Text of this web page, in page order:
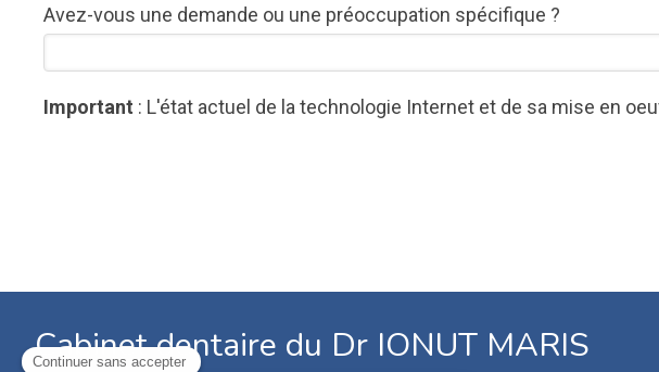
Avez-vous une demande ou une préoccupation spécifique ?
Important : L'état actuel de la technologie Internet et de sa mise en
Cabinet dentaire du Dr IONUT MARIS